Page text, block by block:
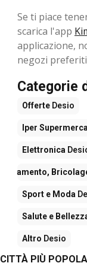
Se ti piace
scarica l'app
applicazione,
negozi
Categorie
Offerte Desio
Iper
Elettronica
Sport e Moda
Salute e
Altro Desio
CITTÀ PIÙ